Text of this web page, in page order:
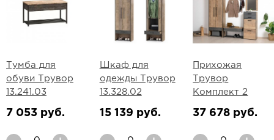
Тумба для
обуви Трувор
13.241.03
7 053 руб.
Шкаф для
одежды Трувор
13.328.02
15 139 руб.
Прихожая
Трувор
Комплект 2
37 678 руб.